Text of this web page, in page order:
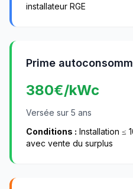
installateur RGE
Prime
380€/kWc
Versée sur 5 ans
Conditions : Installation ≤
avec vente du surplus